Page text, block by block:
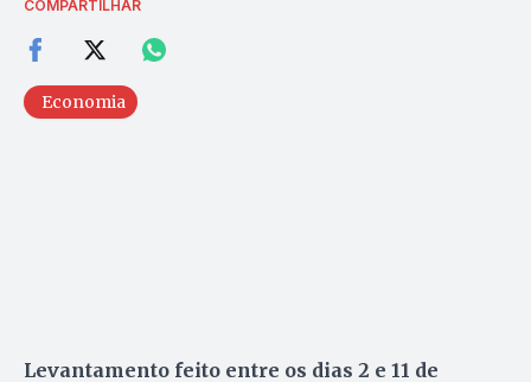
COMPARTILHAR
Economia
Levantamento feito entre os dias 2 e 11 de